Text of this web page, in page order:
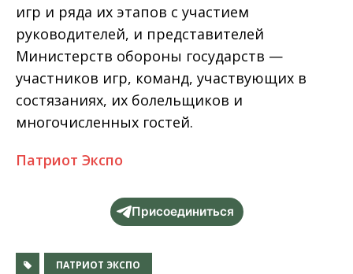
игр и ряда их этапов с участием
руководителей, и представителей
Министерств обороны государств —
участников игр, команд, участвующих в
состязаниях, их болельщиков и
многочисленных гостей.
Патриот Экспо
Присоединиться
ПАТРИОТ ЭКСПО